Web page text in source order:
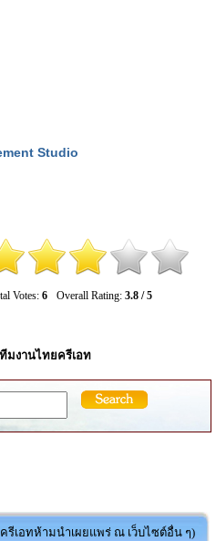
Studio
Votes: 6 Overall Rating: 3.8 / 5
มงานไทยครีเอท
รีเอทห้ามนำเผยแพร่ ณ เว็บไซต์อื่น ๆ)